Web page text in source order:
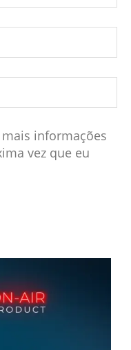
informações
vez que eu